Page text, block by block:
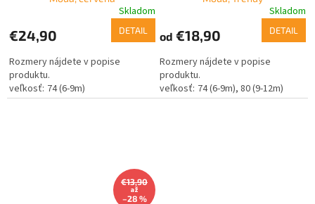
Skladom
€24,90 DETAIL
Rozmery nájdete v popise
produktu.
74 (6-9m)
Skladom
od €18,90 DETAIL
Rozmery nájdete v popise
produktu.
74 (6-9m) 80 (9-12m)
€13,90
až
–28 %